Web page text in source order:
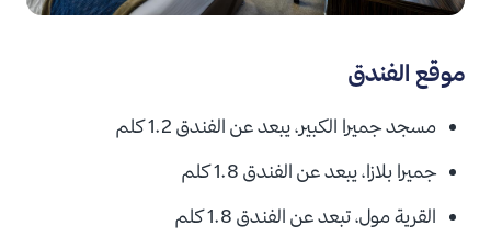
موقع الفندق
مسجد جميرا الكبير، يبعد عن الفندق 1.2 كلم
جميرا بلازا، يبعد عن الفندق 1.8 كلم
القرية مول، تبعد عن الفندق 1.8 كلم